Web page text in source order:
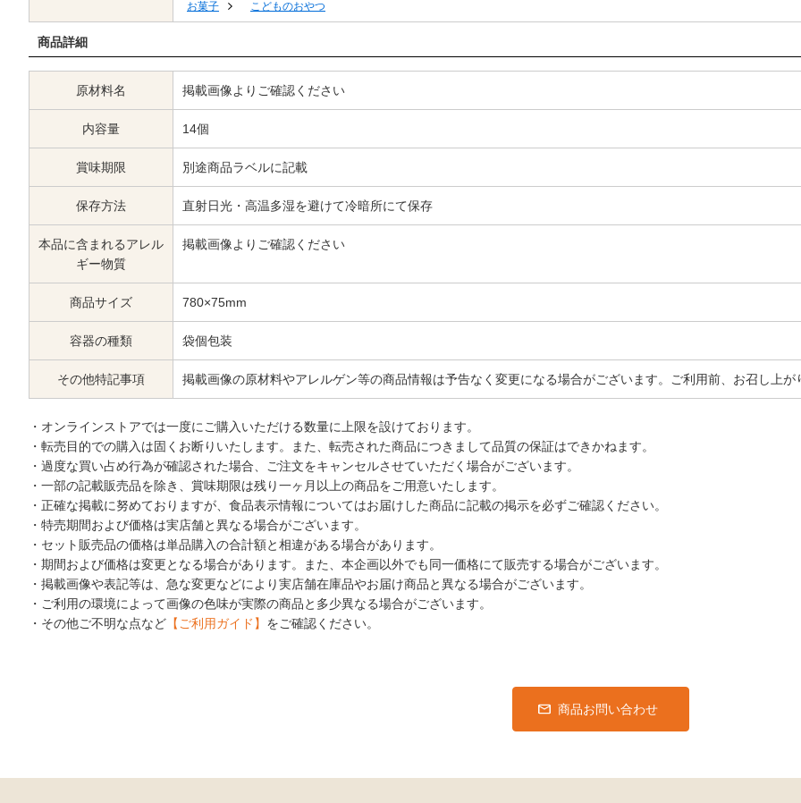
お菓子
こどものおやつ
商品詳細
原材料名 掲載画像よりご確認ください
内容量 14個
賞味期限 別途商品ラベルに記載
保存方法 直射日光・高温多湿を避けて冷暗所にて保存
本品に含まれるアレル
ギー物質
掲載画像よりご確認ください
商品サイズ 780×75mm
容器の種類 袋個包装
その他特記事項 掲載画像の原材料やアレルゲン等の商品情報は予告なく変更になる場合がございます。ご利用前、お召し上
・オンラインストアでは一度にご購入いただける数量に上限を設けております。
・転売目的での購入は固くお断りいたします。また、転売された商品につきまして品質の保証はできかねます。
・過度な買い占め行為が確認された場合、ご注文をキャンセルさせていただく場合がございます。
・一部の記載販売品を除き、賞味期限は残り一ヶ月以上の商品をご用意いたします。
・正確な掲載に努めておりますが、食品表示情報についてはお届けした商品に記載の掲示を必ずご確認ください。
・特売期間および価格は実店舗と異なる場合がございます。
・セット販売品の価格は単品購入の合計額と相違がある場合があります。
・期間および価格は変更となる場合があります。また、本企画以外でも同一価格にて販売する場合がございます。
・掲載画像や表記等は、急な変更などにより実店舗在庫品やお届け商品と異なる場合がございます。
・ご利用の環境によって画像の色味が実際の商品と多少異なる場合がございます。
・その他ご不明な点など 【ご利用ガイド】 をご確認ください。
商品お問い合わせ